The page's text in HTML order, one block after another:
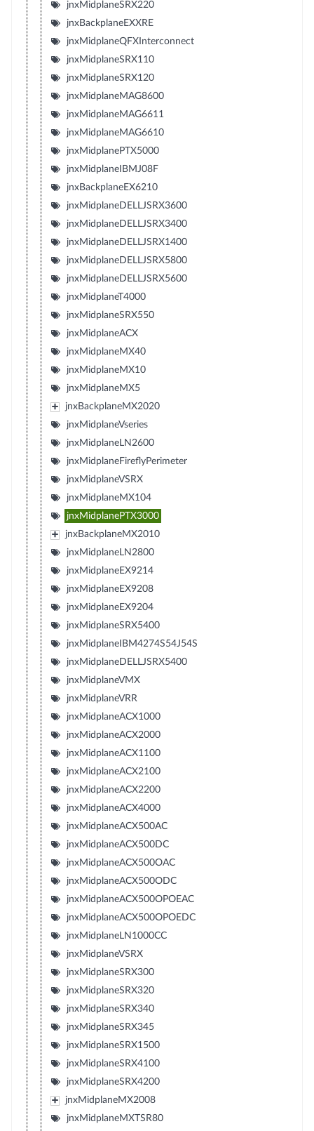
jnxMidplaneSRX220
jnxBackplaneEXXRE
jnxMidplaneQFXInterconnect
jnxMidplaneSRX110
jnxMidplaneSRX120
jnxMidplaneMAG8600
jnxMidplaneMAG6611
jnxMidplaneMAG6610
jnxMidplanePTX5000
jnxMidplaneIBMJ08F
jnxBackplaneEX6210
jnxMidplaneDELLJSRX3600
jnxMidplaneDELLJSRX3400
jnxMidplaneDELLJSRX1400
jnxMidplaneDELLJSRX5800
jnxMidplaneDELLJSRX5600
jnxMidplaneT4000
jnxMidplaneSRX550
jnxMidplaneACX
jnxMidplaneMX40
jnxMidplaneMX10
jnxMidplaneMX5
jnxBackplaneMX2020
jnxMidplaneVseries
jnxMidplaneLN2600
jnxMidplaneFireflyPerimeter
jnxMidplaneVSRX
jnxMidplaneMX104
jnxMidplanePTX3000
jnxBackplaneMX2010
jnxMidplaneLN2800
jnxMidplaneEX9214
jnxMidplaneEX9208
jnxMidplaneEX9204
jnxMidplaneSRX5400
jnxMidplaneIBM4274S54J54S
jnxMidplaneDELLJSRX5400
jnxMidplaneVMX
jnxMidplaneVRR
jnxMidplaneACX1000
jnxMidplaneACX2000
jnxMidplaneACX1100
jnxMidplaneACX2100
jnxMidplaneACX2200
jnxMidplaneACX4000
jnxMidplaneACX500AC
jnxMidplaneACX500DC
jnxMidplaneACX500OAC
jnxMidplaneACX500ODC
jnxMidplaneACX500OPOEAC
jnxMidplaneACX500OPOEDC
jnxMidplaneLN1000CC
jnxMidplaneVSRX
jnxMidplaneSRX300
jnxMidplaneSRX320
jnxMidplaneSRX340
jnxMidplaneSRX345
jnxMidplaneSRX1500
jnxMidplaneSRX4100
jnxMidplaneSRX4200
jnxMidplaneMX2008
jnxMidplaneMXTSR80